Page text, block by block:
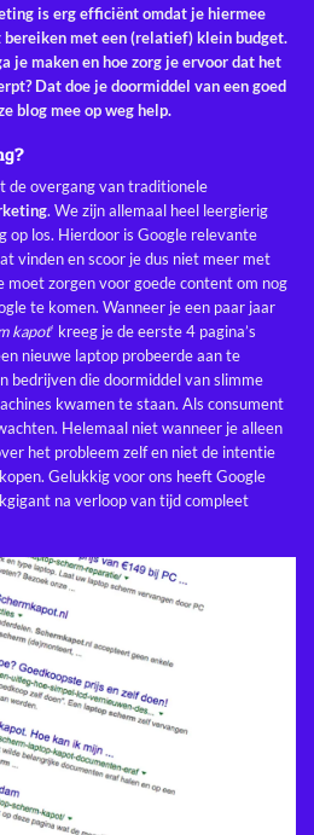
is erg efficiënt omdat je hiermee
met een (relatief) klein budget.
je maken en hoe zorg je ervoor dat het
Dat doe je doormiddel van een goed
blog mee op weg help.
de overgang van traditionele
. We zijn allemaal heel leergierig
op los. Hierdoor is Google relevante
vinden en scoor je dus niet meer met
moet zorgen voor goede content om nog
te komen. Wanneer je een paar jaar
kapot‘ kreeg je de eerste 4 pagina’s
nieuwe laptop probeerde aan te
bedrijven die doormiddel van slimme
kwamen te staan. Als consument
Helemaal niet wanneer je alleen
het probleem zelf en niet de intentie
Gelukkig voor ons heeft Google
na verloop van tijd compleet